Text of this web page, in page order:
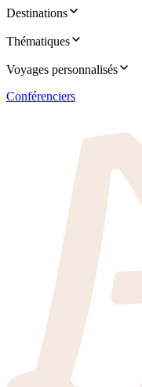
Destinations
Thématiques
Voyages personnalisés
Conférenciers